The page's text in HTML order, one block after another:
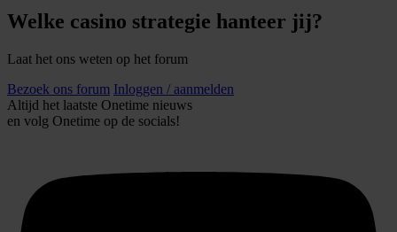
informatie die u aan ze heeft verstrekt of die ze hebben
Welke casino strategie hanteer jij?
Laat het ons weten op het forum
Bezoek ons forum Inloggen / aanmelden
Altijd het laatste Onetime nieuws
en volg Onetime op de socials!